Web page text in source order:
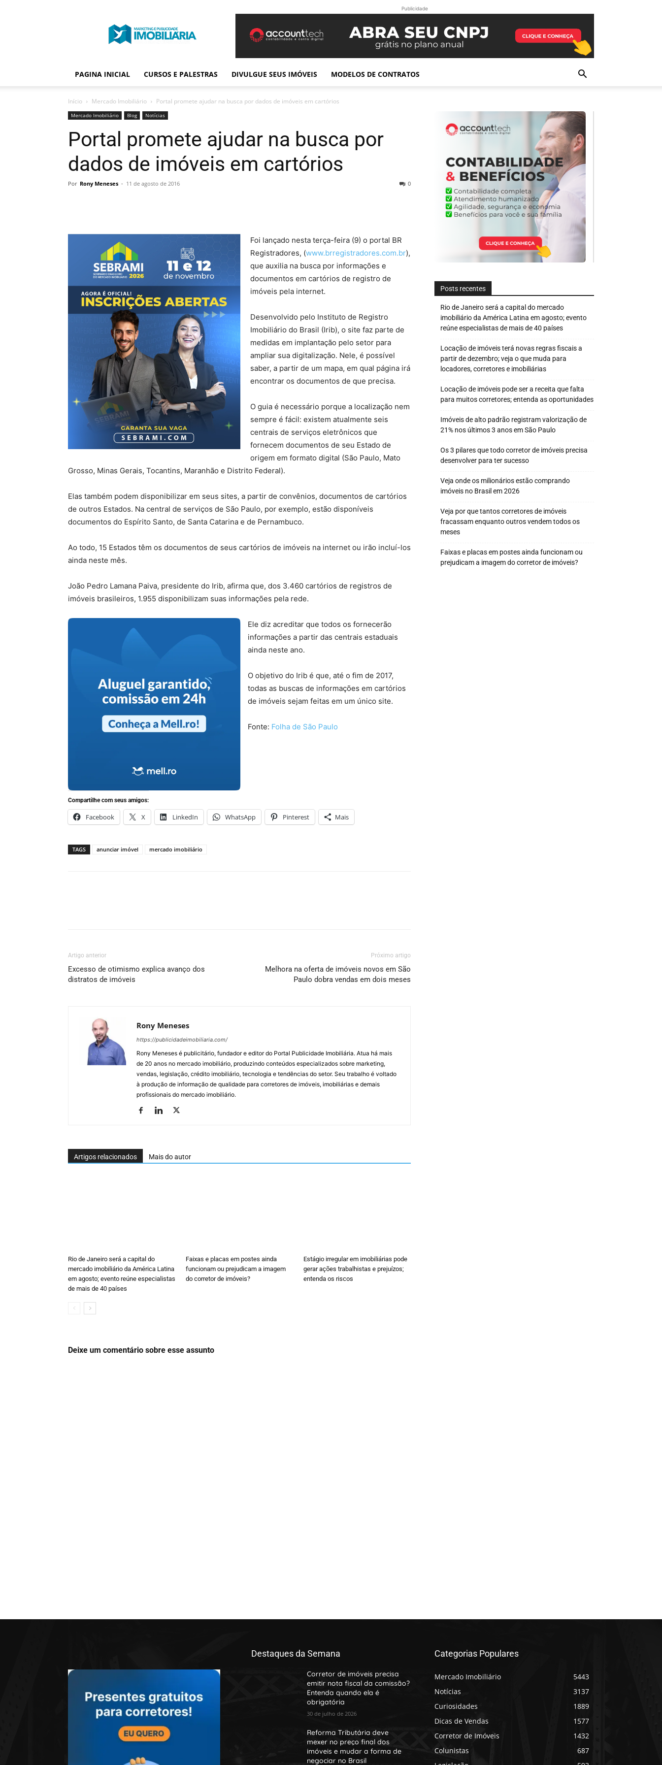
Publicidade
Imobiliária
Publicidade
PAGINA INICIAL CURSOS E PALESTRAS DIVULGUE SEUS IMÓVEIS MODELOS DE CONTRATOS
Início Mercado Imobiliário Portal promete ajudar na busca por dados de imóveis em cartórios
Mercado Imobiliário Blog Notícias
Portal promete ajudar na busca por
dados de imóveis em cartórios
Por Rony Meneses - 11 de agosto de 2016 0
Foi lançado nesta terça-feira (9) o portal BR
Registradores, (www.brregistradores.com.br),
que auxilia na busca por informações e
documentos em cartórios de registro de
imóveis pela internet.
Desenvolvido pelo Instituto de Registro
Imobiliário do Brasil (Irib), o site faz parte de
medidas em implantação pelo setor para
ampliar sua digitalização. Nele, é possível
saber, a partir de um mapa, em qual página irá
encontrar os documentos de que precisa.
O guia é necessário porque a localização nem
sempre é fácil: existem atualmente seis
centrais de serviços eletrônicos que
fornecem documentos de seu Estado de
origem em formato digital (São Paulo, Mato
Grosso, Minas Gerais, Tocantins, Maranhão e Distrito Federal).
Elas também podem disponibilizar em seus sites, a partir de convênios, documentos de cartórios
de outros Estados. Na central de serviços de São Paulo, por exemplo, estão disponíveis
documentos do Espírito Santo, de Santa Catarina e de Pernambuco.
Ao todo, 15 Estados têm os documentos de seus cartórios de imóveis na internet ou irão incluí-los
ainda neste mês.
João Pedro Lamana Paiva, presidente do Irib, afirma que, dos 3.460 cartórios de registros de
imóveis brasileiros, 1.955 disponibilizam suas informações pela rede.
Ele diz acreditar que todos os fornecerão
informações a partir das centrais estaduais
ainda neste ano.
O objetivo do Irib é que, até o fim de 2017,
todas as buscas de informações em cartórios
de imóveis sejam feitas em um único site.
Fonte: Folha de São Paulo
Compartilhe com seus amigos:
Facebook X LinkedIn WhatsApp Pinterest Mais
TAGS anunciar imóvel mercado imobiliário
Artigo anterior
Excesso de otimismo explica avanço dos
distratos de imóveis
Próximo artigo
Melhora na oferta de imóveis novos em São
Paulo dobra vendas em dois meses
Rony Meneses
https://publicidadeimobiliaria.com/
Rony Meneses é publicitário, fundador e editor do Portal Publicidade Imobiliária. Atua há mais
de 20 anos no mercado imobiliário, produzindo conteúdos especializados sobre marketing,
vendas, legislação, crédito imobiliário, tecnologia e tendências do setor. Seu trabalho é voltado
à produção de informação de qualidade para corretores de imóveis, imobiliárias e demais
profissionais do mercado imobiliário.
Artigos relacionados Mais do autor
Rio de Janeiro será a capital do
mercado imobiliário da América Latina
em agosto; evento reúne especialistas
de mais de 40 países
Faixas e placas em postes ainda
funcionam ou prejudicam a imagem
do corretor de imóveis?
Estágio irregular em imobiliárias pode
gerar ações trabalhistas e prejuízos;
entenda os riscos
Deixe um comentário sobre esse assunto
Posts recentes
Rio de Janeiro será a capital do mercado
imobiliário da América Latina em agosto; evento
reúne especialistas de mais de 40 países
Locação de imóveis terá novas regras fiscais a
partir de dezembro; veja o que muda para
locadores, corretores e imobiliárias
Locação de imóveis pode ser a receita que falta
para muitos corretores; entenda as oportunidades
Imóveis de alto padrão registram valorização de
21% nos últimos 3 anos em São Paulo
Os 3 pilares que todo corretor de imóveis precisa
desenvolver para ter sucesso
Veja onde os milionários estão comprando
imóveis no Brasil em 2026
Veja por que tantos corretores de imóveis
fracassam enquanto outros vendem todos os
meses
Faixas e placas em postes ainda funcionam ou
prejudicam a imagem do corretor de imóveis?
Destaques da Semana
Corretor de imóveis precisa
emitir nota fiscal da comissão?
Entenda quando ela é
obrigatória
30 de julho de 2026
Reforma Tributária deve
mexer no preço final dos
imóveis e mudar a forma de
negociar no Brasil
Categorias Populares
Mercado Imobiliário
5443
Notícias
3137
Curiosidades
1889
Dicas de Vendas
1577
Corretor de Imóveis
1432
Colunistas
687